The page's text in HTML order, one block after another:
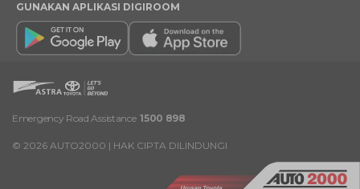
GUNAKAN APLIKASI DIGIROOM
Emergency Road Assistance 1500 898
© 2026 AUTO2000 | HAK CIPTA DILINDUNGI